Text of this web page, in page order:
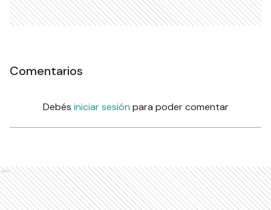
Comentarios
Debés iniciar sesión para poder comentar
Ads